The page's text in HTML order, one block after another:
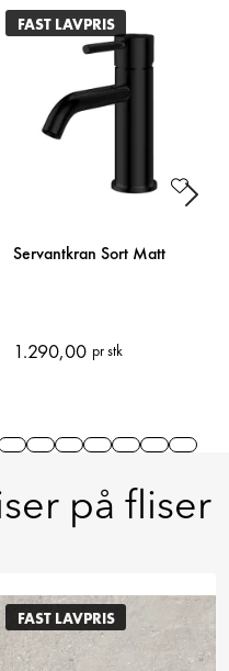
FAST LAVPRIS
Servantkran Sort Matt
1.290,00 pr stk
7
Slide 8Slide 9Slide 10
Slide 11
Slide 12
Slide 13
Slide
på fliser
FAST LAVPRIS